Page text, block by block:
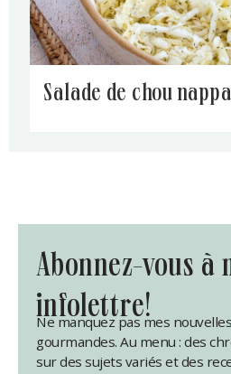
salade de chou nappa
abonnez-vous à mon
infolettre!
Ne manquez pas mes
gourmandes. Au menu : des
sur des sujets variés et des